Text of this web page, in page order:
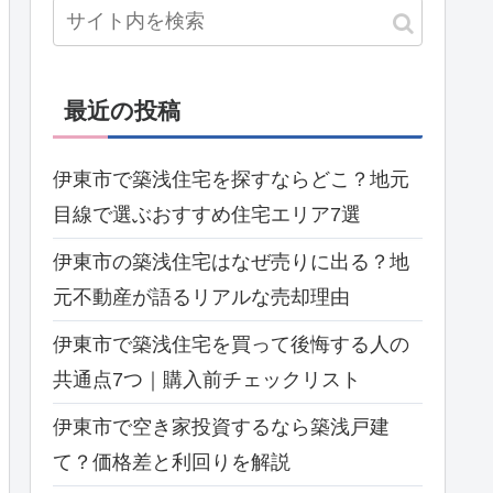
最近の投稿
伊東市で築浅住宅を探すならどこ？地元
目線で選ぶおすすめ住宅エリア7選
伊東市の築浅住宅はなぜ売りに出る？地
元不動産が語るリアルな売却理由
伊東市で築浅住宅を買って後悔する人の
共通点7つ｜購入前チェックリスト
伊東市で空き家投資するなら築浅戸建
て？価格差と利回りを解説